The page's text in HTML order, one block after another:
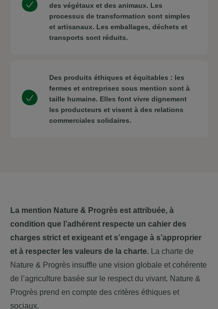
des végétaux et des animaux. Les
processus de transformation sont simples
et artisanaux. Les emballages, déchets et
transports sont réduits.
Des produits éthiques et équitables : les
fermes et entreprises sous mention sont à
taille humaine. Elles font vivre dignement
les producteurs et visent à des relations
commerciales solidaires.
La mention Nature & Progrès est attribuée, à
condition que l’adhérent respecte un cahier des
charges strict et exigeant et s’engage à s’approprier
et à respecter les valeurs de la charte. La charte de
Nature & Progrès insuffle une vision globale et cohérente
de l’agriculture basée sur le respect du vivant. Nature &
Progrès prend en compte des critères éthiques et
sociaux.